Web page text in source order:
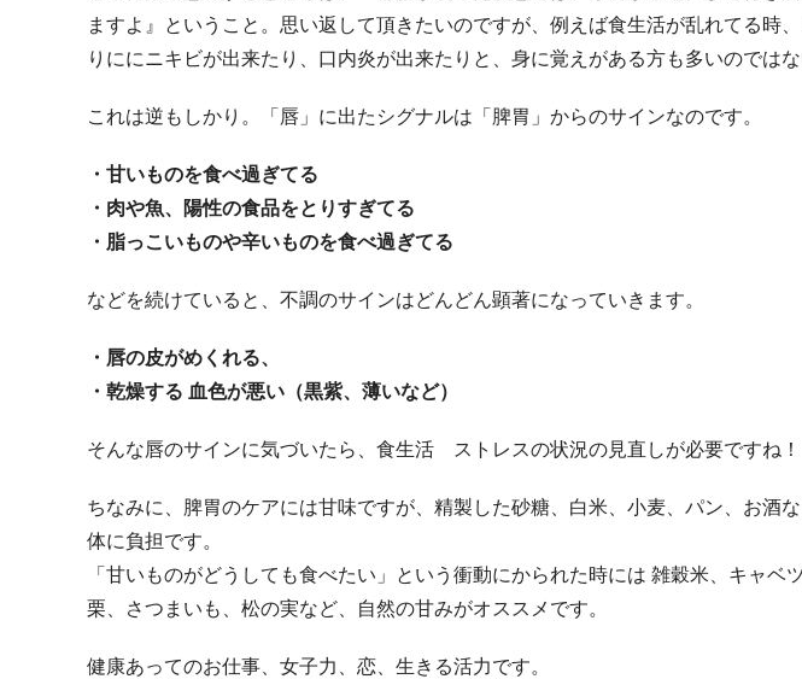
ますよ』ということ。思い返して頂きたいのですが、例えば食生活が乱れてる
りににニキビが出来たり、口内炎が出来たりと、身に覚えがある方も多いのでは
これは逆もしかり。「唇」に出たシグナルは「脾胃」からのサインなのです。
・甘いものを食べ過ぎてる
・肉や魚、陽性の食品をとりすぎてる
・脂っこいものや辛いものを食べ過ぎてる
などを続けていると、不調のサインはどんどん顕著になっていきます。
・唇の皮がめくれる、
・乾燥する 血色が悪い（黒紫、薄いなど）
そんな唇のサインに気づいたら、食生活 ストレスの状況の見直しが必要ですね！
ちなみに、脾胃のケアには甘味ですが、精製した砂糖、白米、小麦、パン、お酒
体に負担です。
「甘いものがどうしても食べたい」という衝動にかられた時には 雑穀米、キャベ
栗、さつまいも、松の実など、自然の甘みがオススメです。
健康あってのお仕事、女子力、恋、生きる活力です。